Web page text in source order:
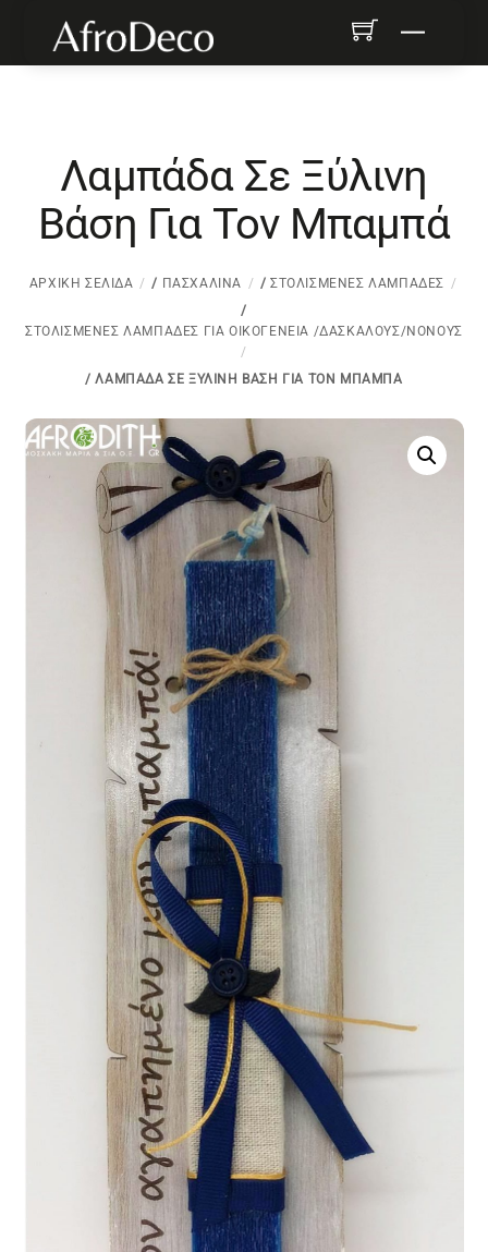
content
Menu
Λαμπάδα Σε Ξύλινη
Βάση Για Τον Μπαμπά
ΑΡΧΙΚΉ ΣΕΛΊΔΑ / ΠΑΣΧΑΛΙΝΆ /ΣΤΟΛΙΣΜΈΝΕΣ ΛΑΜΠΆΔΕΣ
/
ΣΤΟΛΙΣΜΈΝΕΣ ΛΑΜΠΆΔΕΣ ΓΙΑ ΟΙΚΟΓΈΝΕΙΑ /ΔΑΣΚΆΛΟΥΣ/ΝΟΝΟΎΣ
/ ΛΑΜΠΆΔΑ ΣΕ ΞΎΛΙΝΗ ΒΆΣΗ ΓΙΑ ΤΟΝ ΜΠΑΜΠΆ